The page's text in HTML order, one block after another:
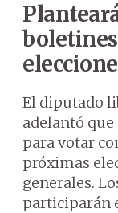
El diputado
adelantó
para votar
próximas
generales.
participarán